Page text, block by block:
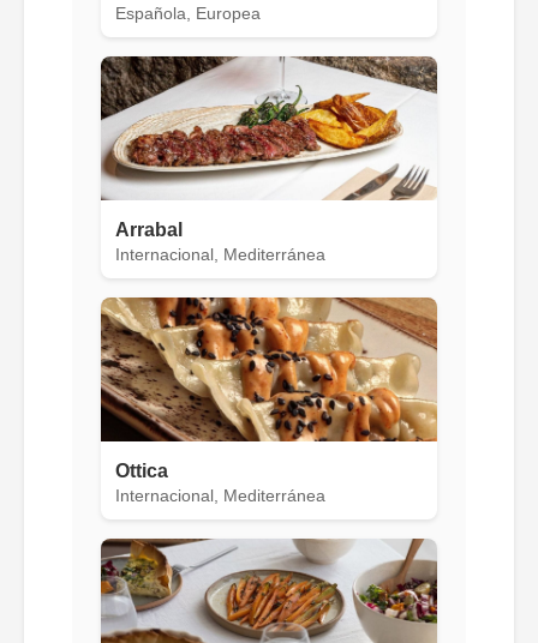
Española, Europea
Arrabal
Internacional, Mediterránea
Ottica
Internacional, Mediterránea